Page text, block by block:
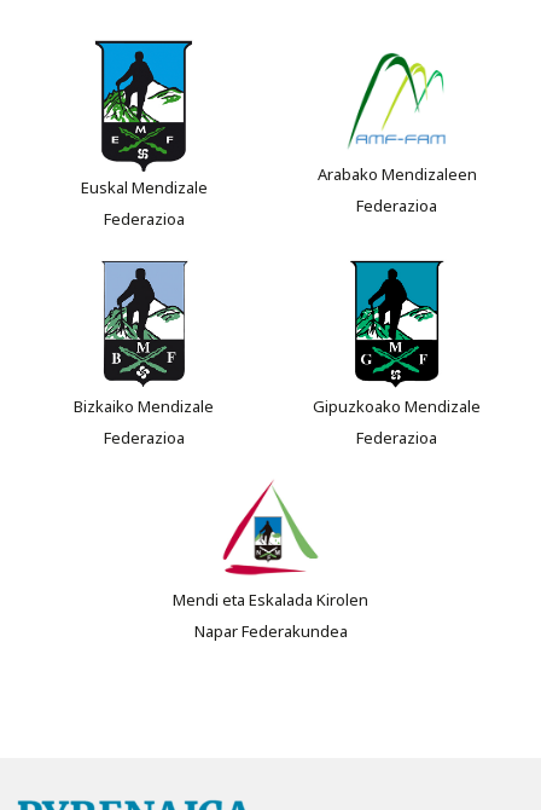
Euskal Mendizale
Federazioa
Arabako Mendizaleen
Federazioa
Bizkaiko Mendizale
Federazioa
Gipuzkoako Mendizale
Federazioa
Mendi eta Eskalada Kirolen
Napar Federakundea